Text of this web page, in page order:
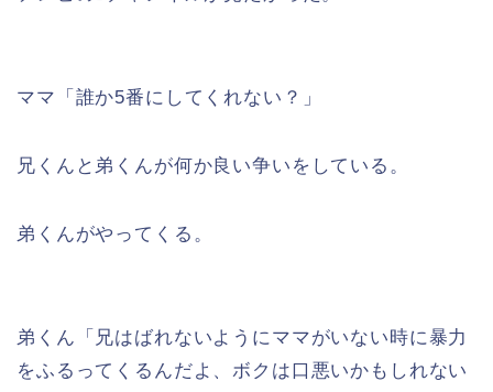
ママ「誰か5番にしてくれない？」
兄くんと弟くんが何か良い争いをしている。
弟くんがやってくる。
弟くん「兄はばれないようにママがいない時に暴力
をふるってくるんだよ、ボクは口悪いかもしれない